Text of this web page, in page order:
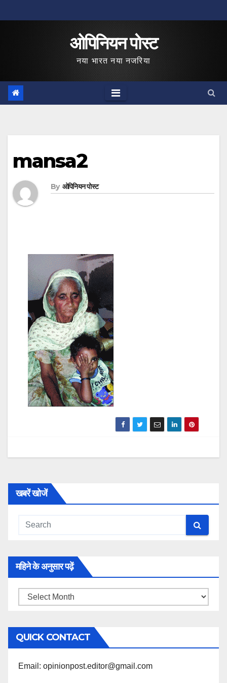
to
ओपिनियन पोस्ट
नया भारत नया नजरिया
mansa2
By ओपिनियन पोस्ट
खबरें खोजें
महिने के अनुसार पढ़ें
महिने
अनुसार
पढ़ें
QUICK CONTACT
Email: opinionpost.editor@gmail.com